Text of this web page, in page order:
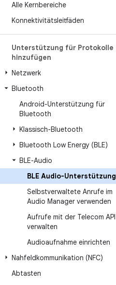
Alle Kernbereiche
Konnektivitätsleitfäden
Unterstützung für Protokolle
hinzufügen
Netzwerk
Bluetooth
Android-Unterstützung für
Bluetooth
Klassisch-Bluetooth
Bluetooth Low Energy (BLE)
BLE-Audio
BLE Audio-Unterstützung
Selbstverwaltete Anrufe im
Audio Manager verwenden
Aufrufe mit der Telecom API
verwalten
Audioaufnahme einrichten
Nahfeldkommunikation (NFC)
Abtasten